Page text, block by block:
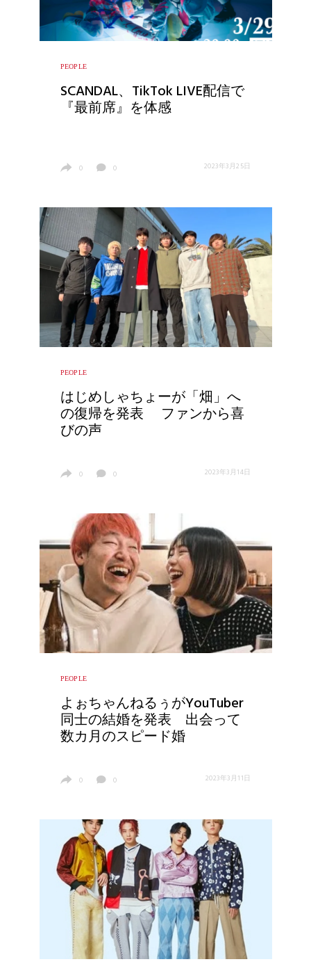
PEOPLE
SCANDAL、TikTok LIVE配信で
『最前席』を体感
0 0 2023年3月25日
PEOPLE
はじめしゃちょーが「畑」へ
の復帰を発表 ファンから喜
びの声
0 0 2023年3月14日
PEOPLE
よぉちゃんねるぅがYouTuber
同士の結婚を発表 出会って
数カ月のスピード婚
0 0 2023年3月11日